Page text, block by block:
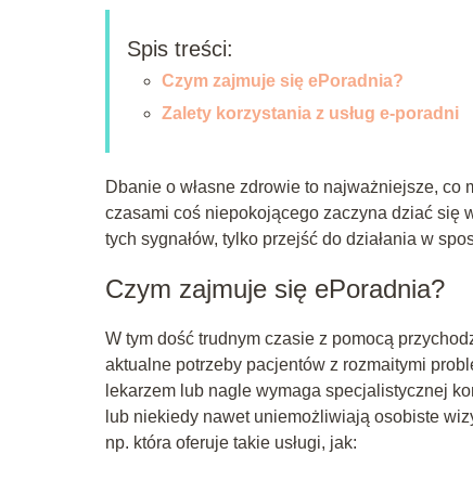
Spis treści:
Czym zajmuje się ePoradnia?
Zalety korzystania z usług e-poradni
Dbanie o własne zdrowie to najważniejsze,
czasami coś niepokojącego zaczyna dziać się
tych sygnałów, tylko przejść do działania w
Czym zajmuje się ePoradnia?
W tym dość trudnym czasie z pomocą
aktualne potrzeby pacjentów z rozmaitymi
lekarzem lub nagle wymaga specjalistycznej
lub niekiedy nawet uniemożliwiają osobiste
np. która oferuje takie usługi, jak: